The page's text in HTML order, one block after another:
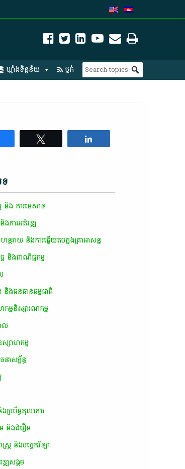
ឃ្លាំងទិន្នន័យ ប្លក់
និង​ ការ​នេ​សាទ​
ការអភិវឌ្ឍ
ន្តរាយ និងការឆ្លើយតបក្នុងគ្រាអាសន្ន
ច និងពាណិជ្ជកម្ម
និងធនធានធម្មជាតិ
ម្មនិស្សារណកម្ម
ល
សាហកម្ម
នាសម្ព័ន្ធ
ប្រព័ន្ធតុលាការ
និងជំរឿន
ត្រ និងបច្ចេកវិទ្យា
ឌ្ឍ​សង្គម